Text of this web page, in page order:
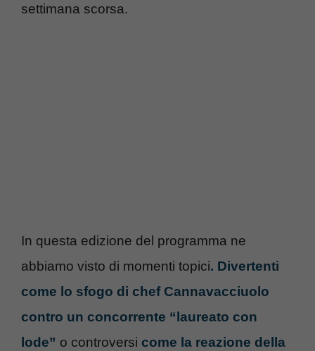
settimana scorsa.
In questa edizione del programma ne
abbiamo visto di momenti topici. Divertenti
come lo sfogo di chef Cannavacciuolo
contro un concorrente “laureato con
lode” o controversi come la reazione della